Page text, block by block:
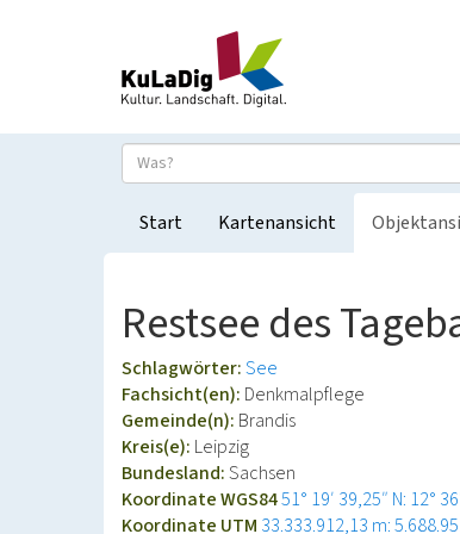
Start Kartenansicht
Restsee des
Schlagwörter:See
Fachsicht(en): Denkmalpflege
Gemeinde(n): Brandis
Kreis(e): Leipzig
Bundesland:Sachsen
Koordinate WGS8451° 19′ 39,25″ N: 12°
Koordinate UTM 33.333.912,13 m: